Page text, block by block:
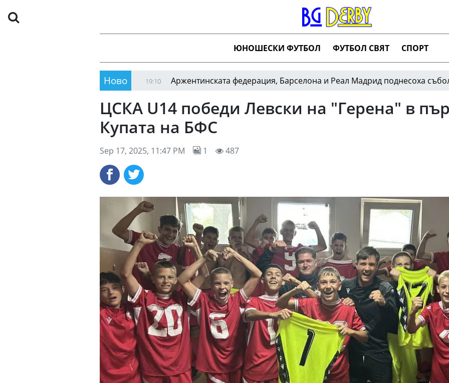
ЮНОШЕСКИ ФУТБОЛ ФУТБОЛ СВЯТ СПОРТ
Ново
19:10 Аржентинската федерация, Барселона и Реал Мадрид поднесоха
ЦСКА U14 победи Левски на "Герена" в
Купата на БФС
Sep 17, 2025, 11:47 PM 1 487